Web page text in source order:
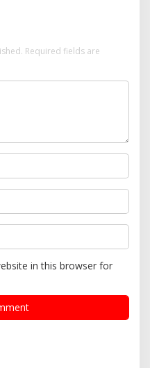
Required fields are
in this browser for